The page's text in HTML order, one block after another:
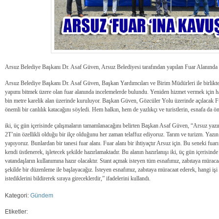
Arsuz Belediye Başkanı Dr. Asaf Güven, Arsuz Belediyesi tarafından yapılan Fuar
Arsuz Belediye Başkanı Dr. Asaf Güven, Başkan Yardımcıları ve Birim Müdürleri ile
yapımı bitmek üzere olan fuar alanında incelemelerde bulundu. Yeniden hizmet vermek için
bin metre karelik alan üzerinde kuruluyor. Başkan Güven, Gözcüler Yolu üzerinde açılacak
önemli bir canlılık katacağını söyledi. Hem halkın, hem de yazlıkçı ve turistlerin, esnafa da
iki, üç gün içerisinde çalışmaların tamamlanacağını belirten Başkan Asaf Güven, “Arsuz
2T’nin özellikli olduğu bir ilçe olduğunu her zaman telaffuz ediyoruz. Tarım ve turizm.
yapıyoruz. Bunlardan bir tanesi fuar alanı. Fuar alanı bir ihtiyaçtır Arsuz için. Bu seneki
kendi üstlenerek, işletecek şekilde hazırlamaktadır. Bu alanın hazırlanışı iki, üç gün
vatandaşların kullanımına hazır olacaktır. Stant açmak isteyen tüm esnafımız, zabıtaya
şekilde bir düzenleme ile başlayacağız. İsteyen esnafımız, zabıtaya müracaat ederek, hangi
istediklerini bildirerek sıraya gireceklerdir,” ifadelerini kullandı.
Kategori: Gündem
Etiketler: